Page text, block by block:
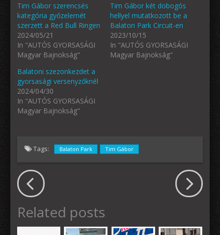
Tim Gábor szerencsés
kategória győzelemét
szerzett a Red Bull Ringen
2024/05/21
In "AUTÓS GYORSASÁGI
Magyar Bajnokság"
Tim Gábor két dobogós
hellyel mutatkozott be a
Balaton Park Circuit-en
2023/10/15
In "AUTÓS GYORSASÁGI
Magyar Bajnokság"
Balatoni szezonkezdet a
gyorsasági versenyzőknél
2024/04/30
In "AUTÓS GYORSASÁGI
Magyar Bajnokság"
Tags: Balaton Park Tim Gábor
Related posts